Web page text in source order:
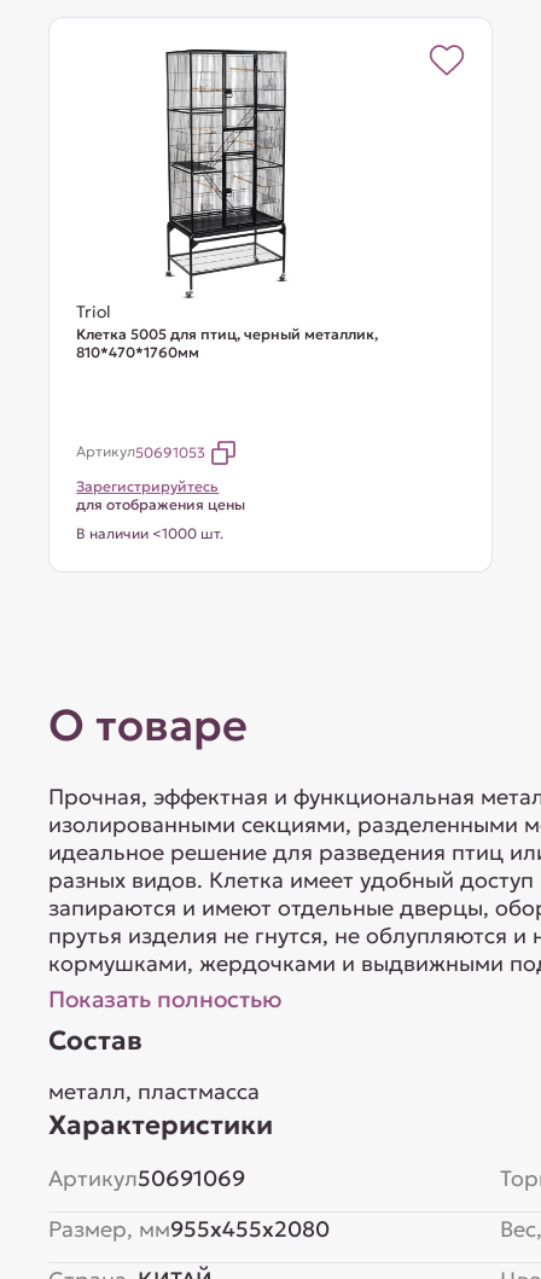
Triol
Клетка 5005 для птиц, черный металлик,
810*470*1760мм
Артикул50691053
Зарегистрируйтесь
для отображения цены
В наличии <1000 шт.
О товаре
Прочная, эффектная и функциональная
изолированными секциями, разделенными
идеальное решение для разведения птиц
разных видов. Клетка имеет удобный
запираются и имеют отдельные дверцы,
прутья изделия не гнутся, не облупляются
кормушками, жердочками и выдвижными
Показать полностью
Состав
металл, пластмасса
Характеристики
Артикул50691069
Размер, мм955x455x2080